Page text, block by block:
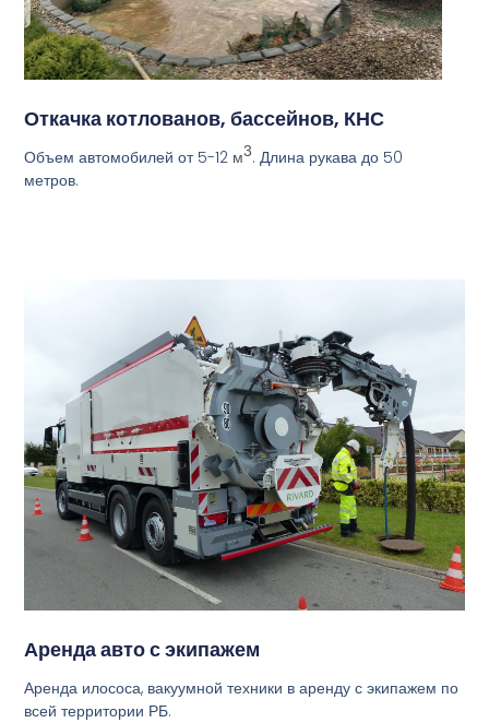
Откачка котлованов, бассейнов, КНС
Объем автомобилей от 5-12 м3. Длина рукава до 50
метров.
Аренда авто с экипажем
Аренда илососа, вакуумной техники в аренду с экипажем по
всей территории РБ.